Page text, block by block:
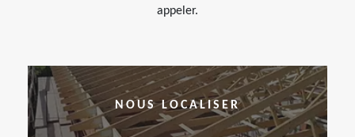
appeler.
NOUS LOCALISER